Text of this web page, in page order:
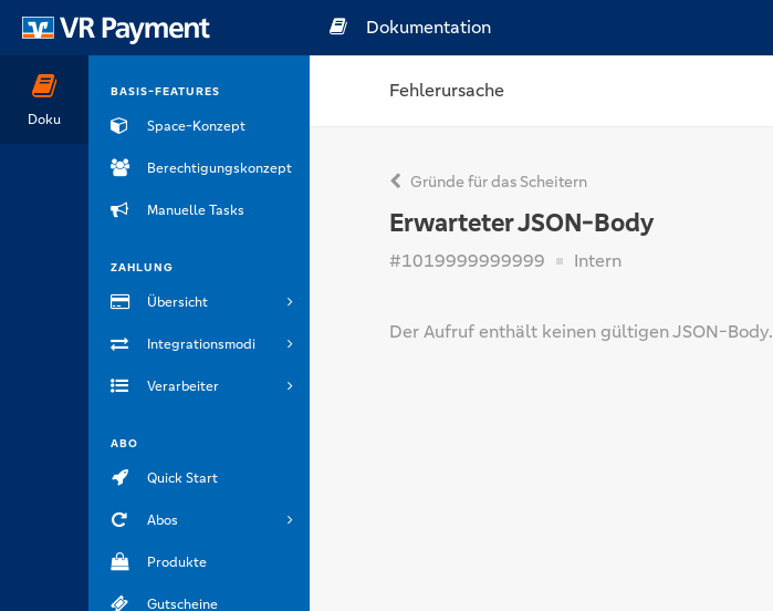
Doku
BASIS-FEATURES
Space-Konzept
Berechtigungskonzept
Manuelle Tasks
ZAHLUNG
Übersicht
Integrationsmodi
Verarbeiter
ABO
Quick Start
Abos
Produkte
Gutscheine
Dokumentation
Fehlerursache
Gründe für das Scheitern
Erwarteter JSON-Body
#1019999999999 Intern
Der Aufruf enthält keinen gültigen JSON-Body.